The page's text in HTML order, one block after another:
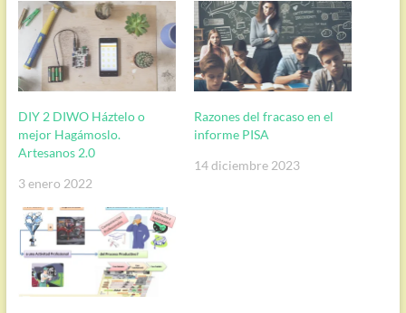
DIY 2 DIWO Háztelo o
mejor Hagámoslo.
Artesanos 2.0
3 enero 2022
Razones del fracaso en el
informe PISA
14 diciembre 2023